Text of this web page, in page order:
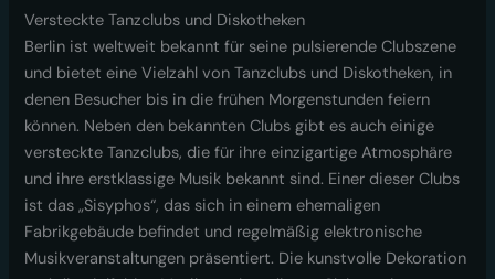
Versteckte Tanzclubs und Diskotheken
Berlin ist weltweit bekannt für seine pulsierende Clubszene
und bietet eine Vielzahl von Tanzclubs und Diskotheken, in
denen Besucher bis in die frühen Morgenstunden feiern
können. Neben den bekannten Clubs gibt es auch einige
versteckte Tanzclubs, die für ihre einzigartige Atmosphäre
und ihre erstklassige Musik bekannt sind. Einer dieser Clubs
ist das „Sisyphos“, das sich in einem ehemaligen
Fabrikgebäude befindet und regelmäßig elektronische
Musikveranstaltungen präsentiert. Die kunstvolle Dekoration